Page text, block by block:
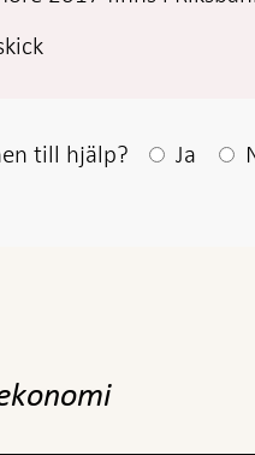
till hjälp? Efter ditt
Ja